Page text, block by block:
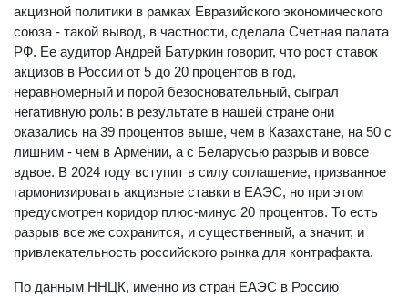
акцизной политики в рамках Евразийского экономического
союза - такой вывод, в частности, сделала Счетная палата
РФ. Ее аудитор Андрей Батуркин говорит, что рост ставок
акцизов в России от 5 до 20 процентов в год,
неравномерный и порой безосновательный, сыграл
негативную роль: в результате в нашей стране они
оказались на 39 процентов выше, чем в Казахстане, на 50 с
лишним - чем в Армении, а с Беларусью разрыв и вовсе
вдвое. В 2024 году вступит в силу соглашение, призванное
гармонизировать акцизные ставки в ЕАЭС, но при этом
предусмотрен коридор плюс-минус 20 процентов. То есть
разрыв все же сохранится, и существенный, а значит, и
привлекательность российского рынка для контрафакта.
По данным ННЦК, именно из стран ЕАЭС в Россию